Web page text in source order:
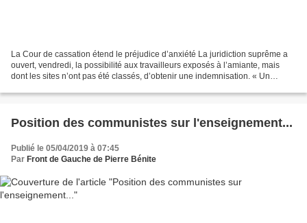
La Cour de cassation étend le préjudice d’anxiété La juridiction suprême a
ouvert, vendredi, la possibilité aux travailleurs exposés à l’amiante, mais
dont les sites n’ont pas été classés, d’obtenir une indemnisation. « Un
Position des communistes sur l'enseignement...
Publié le 05/04/2019 à 07:45
Par Front de Gauche de Pierre Bénite